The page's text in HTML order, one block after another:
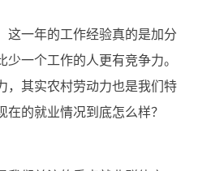
这一年的工作经验真的是加分
一个工作的人更有竞争力。
，其实农村劳动力也是我们特
的就业情况到底怎么样？